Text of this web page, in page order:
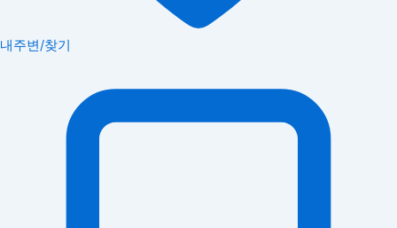
내주변/찾기